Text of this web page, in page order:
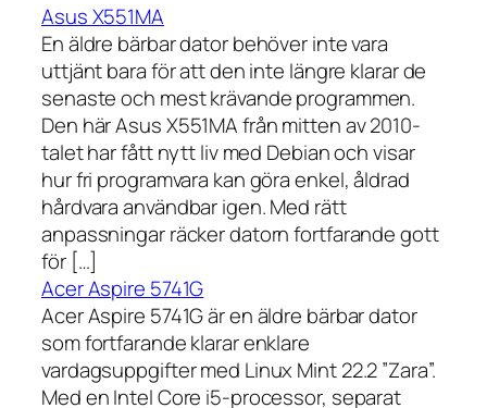
Asus X551MA
En äldre bärbar dator behöver inte vara
uttjänt bara för att den inte längre klarar de
senaste och mest krävande programmen.
Den här Asus X551MA från mitten av 2010-
talet har fått nytt liv med Debian och visar
hur fri programvara kan göra enkel, åldrad
hårdvara användbar igen. Med rätt
anpassningar räcker datorn fortfarande gott
för […]
Acer Aspire 5741G
Acer Aspire 5741G är en äldre bärbar dator
som fortfarande klarar enklare
vardagsuppgifter med Linux Mint 22.2 ”Zara”.
Med en Intel Core i5-processor, separat